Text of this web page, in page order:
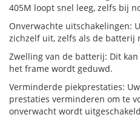
405M loopt snel leeg, zelfs bij
Onverwachte uitschakelingen:
zichzelf uit, zelfs als de batterij
Zwelling van de batterij: Dit
het frame wordt geduwd.
Verminderde piekprestaties:
prestaties verminderen om te
onverwacht wordt